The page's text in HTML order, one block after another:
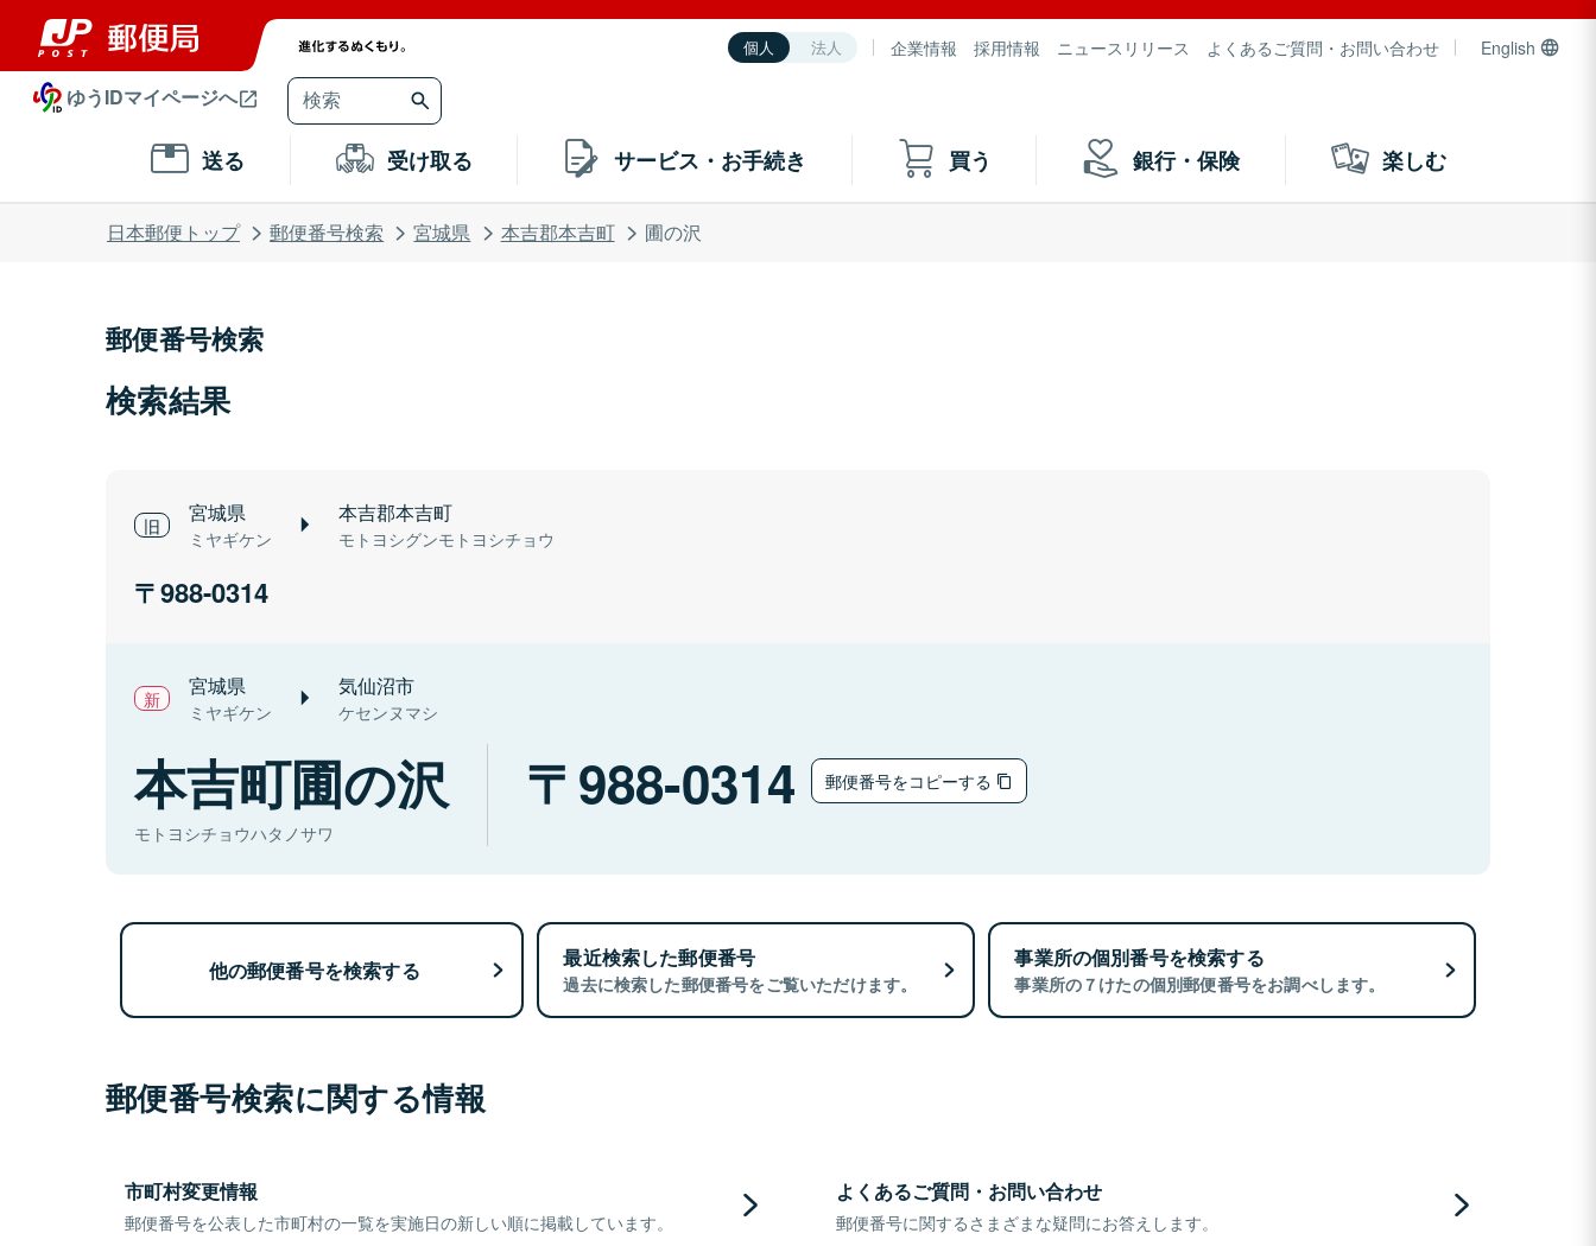
個人 法人 企業情報 採用情報 ニュースリリース よくあるご質問・お問い合わせ English
ゆうIDマイページへ
送る 受け取る サービス・お手続き 買う 銀行・保険 楽しむ
日本郵便トップ 郵便番号検索 宮城県 本吉郡本吉町 圃の沢
郵便番号検索
検索結果
宮城県
ミヤギケン
本吉郡本吉町
モトヨシグンモトヨシチョウ
988-0314
宮城県
ミヤギケン
気仙沼市
ケセンヌマシ
本吉町圃の沢
モトヨシチョウハタノサワ
988-0314 郵便番号をコピーする
他の郵便番号を検索する 最近検索した郵便番号
過去に検索した郵便番号をご覧いただけます。
事業所の個別番号を検索する
事業所の７けたの個別郵便番号をお調べします。
郵便番号検索に関する情報
市町村変更情報
郵便番号を公表した市町村の一覧を実施日の新しい順に掲載しています。
よくあるご質問・お問い合わせ
郵便番号に関するさまざまな疑問にお答えします。